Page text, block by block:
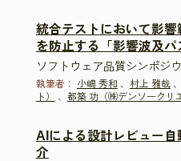
統合テストにおいて影
を防止する「影響波及
ソフトウェア品質シンポジ
執筆者： 小嶋 秀和 、 村上 雅哉、
ト）
、 都築 功（㈱デンソークリ
AIによる設計レビュー
介